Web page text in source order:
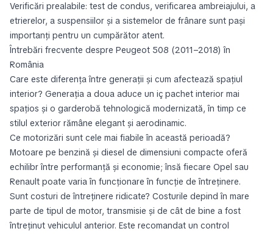
Verificări prealabile: test de condus, verificarea ambreiajului, a
etrierelor, a suspensiilor și a sistemelor de frânare sunt pași
importanți pentru un cumpărător atent.
Întrebări frecvente despre Peugeot 508 (2011–2018) în
România
Care este diferența între generații și cum afectează spațiul
interior? Generația a doua aduce un iç pachet interior mai
spațios și o garderobă tehnologică modernizată, în timp ce
stilul exterior rămâne elegant și aerodinamic.
Ce motorizări sunt cele mai fiabile în această perioadă?
Motoare pe benzină și diesel de dimensiuni compacte oferă
echilibr între performanță și economie; însă fiecare Opel sau
Renault poate varia în funcționare în funcție de întreținere.
Sunt costuri de întreținere ridicate? Costurile depind în mare
parte de tipul de motor, transmisie și de cât de bine a fost
întreținut vehiculul anterior. Este recomandat un control